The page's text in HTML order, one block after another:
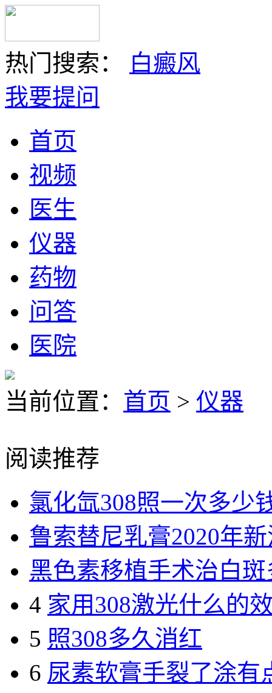
热门搜索：
白癜风
我要提问
首页
视频
医生
仪器
药物
问答
医院
当前位置： 首页 > 仪器
阅读推荐
氯化氙308照一次多少
鲁索替尼乳膏2020年
黑色素移植手术治白
4 家用308激光什么的
5 照308多久消红
6 尿素软膏手裂了涂有